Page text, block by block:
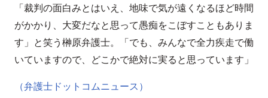
「裁判の面白みとはいえ、地味で気が遠くなるほど時間
がかかり、大変だなと思って愚痴をこぼすこともありま
す」と笑う榊原弁護士。「でも、みんなで全力疾走で働
いていますので、どこかで絶対に実ると思っています」
（弁護士ドットコムニュース）